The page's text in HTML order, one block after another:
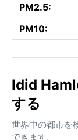
PM2.5:
PM10:
Idid
する
世界中の都市を
できます。